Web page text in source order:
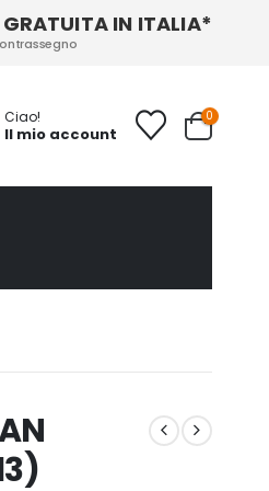
GRATUITA IN ITALIA*
Ciao!
Il mio account
0